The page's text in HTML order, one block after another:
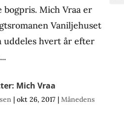
bogpris. Mich Vraa er
Vaniljehuset
uddeles hvert år efter
Mich Vraa
| okt 26, 2017| Månedens